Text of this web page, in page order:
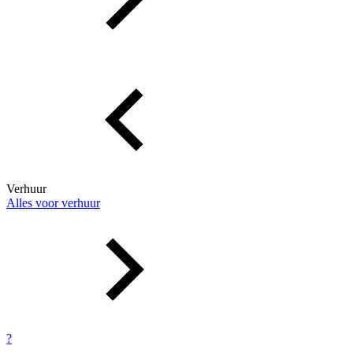
Verhuur
Alles voor verhuur
?